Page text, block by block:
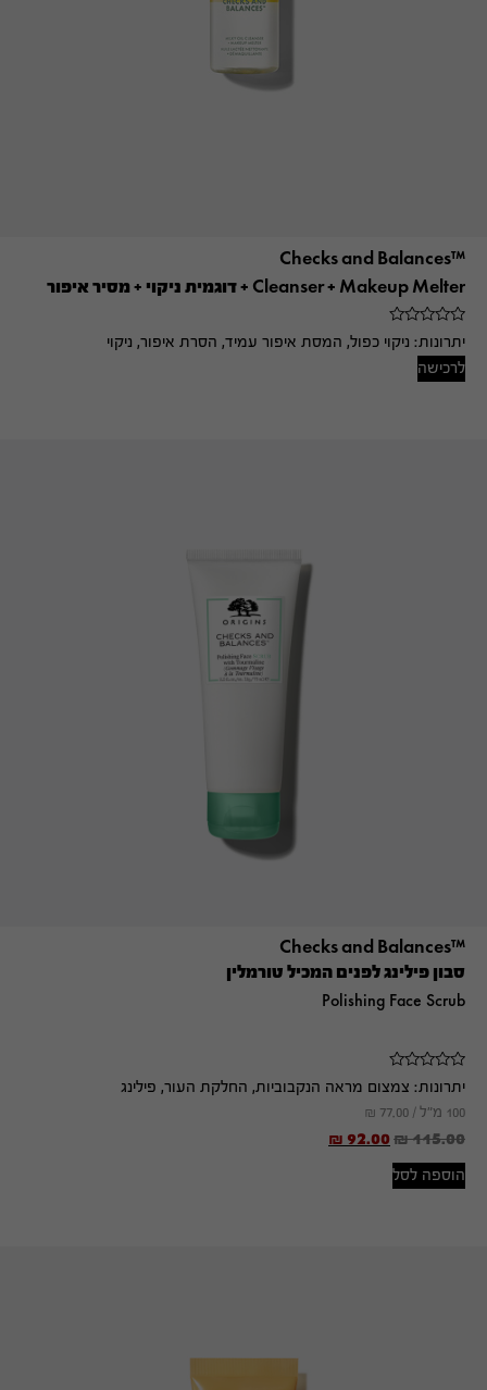
™Checks and Balances
Cleanser + Makeup Melter + דוגמית ניקוי + מסיר איפור
יתרונות: ניקוי כפול, המסת איפור עמיד, הסרת איפור, ניקוי
לרכישה
™Checks and Balances
סבון פילינג לפנים המכיל טורמלין
Polishing Face Scrub
יתרונות: צמצום מראה הנקבוביות, החלקת העור, פילינג
100 מ"ל / ₪ 77.00
₪115.00
₪ 92.00
הוספה לסל